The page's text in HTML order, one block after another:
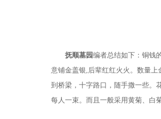
抚顺墓园编者总结如下：铜钱
意铺金盖银,后辈红红火火。数量
到桥梁，十字路口，随手撒一些。
每人一束。而且一般采用黄菊、白